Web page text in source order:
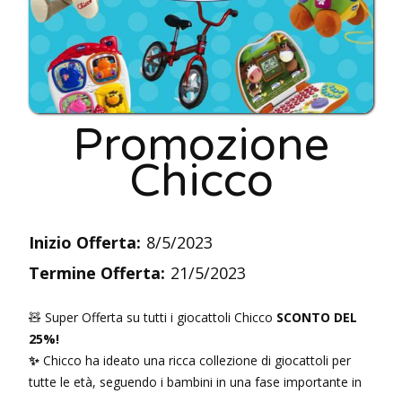
Promozione
Chicco
Inizio Offerta: 8/5/2023
Termine Offerta: 21/5/2023
🧸 Super Offerta su tutti i giocattoli Chicco SCONTO DEL
25%!
✨ Chicco ha ideato una ricca collezione di giocattoli per
tutte le età, seguendo i bambini in una fase importante in